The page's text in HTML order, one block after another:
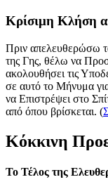
Κρίσιμη Κλήση
Πριν απελευθερώσω
της Γης, θέλω να
ακολουθήσει τις
σε αυτό το Μήνυμα
να Επιστρέψει στο
από όπου βρίσκεται. (
Κόκκινη
Το Τέλος της